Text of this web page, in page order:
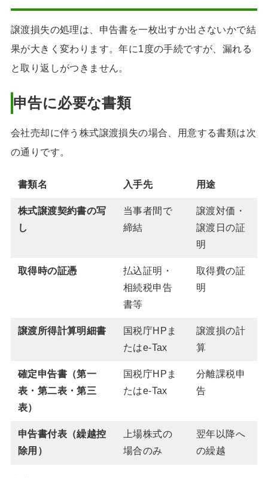
譲渡損失の処理は、申告書を一枚出すか出さないかで結
果が大きく変わります。年に1度の手続ですが、漏れる
と取り返しがつきません。
申告に必要な書類
会社売却に伴う株式譲渡損失の場合、用意する書類は次
の通りです。
書類名 入手先 用途
株式譲渡契約書の写
し
当事者間で
締結
譲渡対価・
譲渡日の証
明
取得時の証憑
払込証明・
相続税申告
書等
取得費の証
明
譲渡所得計算明細書
国税庁HPま
たはe-Tax
譲渡損の計
算
確定申告書（第一
表・第二表・第三
表）
国税庁HPま
たはe-Tax
分離課税申
告
申告書付表（繰越控
除用）
上場株式の
場合のみ
翌年以降へ
の繰越